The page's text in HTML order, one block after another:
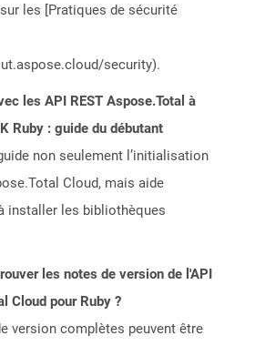
les [Pratiques de sécurité
security).
les API REST Aspose.Total à
Ruby : guide du débutant
non seulement l’initialisation
Cloud, mais aide
installer les bibliothèques
les notes de version de l'API
Cloud pour Ruby ?
version complètes peuvent être